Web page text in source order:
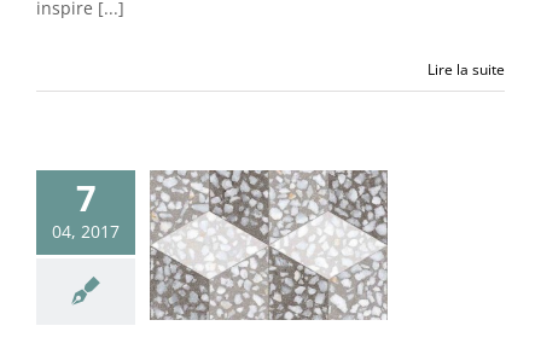
inspire [...]
Lire la suite
7
04, 2017
vénitien
rien
Challenge